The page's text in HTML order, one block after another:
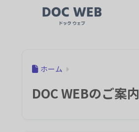
ホーム
DOC WEBのご案内